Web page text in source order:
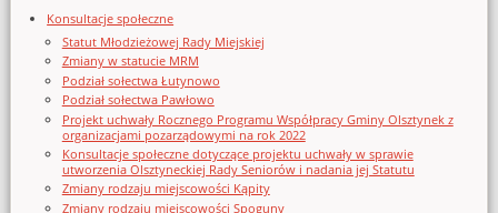
Konsultacje społeczne
Statut Młodzieżowej Rady Miejskiej
Zmiany w statucie MRM
Podział sołectwa Łutynowo
Podział sołectwa Pawłowo
Projekt uchwały Rocznego Programu Współpracy Gminy Olsztynek z
organizacjami pozarządowymi na rok 2022
Konsultacje społeczne dotyczące projektu uchwały w sprawie
utworzenia Olsztyneckiej Rady Seniorów i nadania jej Statutu
Zmiany rodzaju miejscowości Kąpity
Zmiany rodzaju miejscowości Spoguny